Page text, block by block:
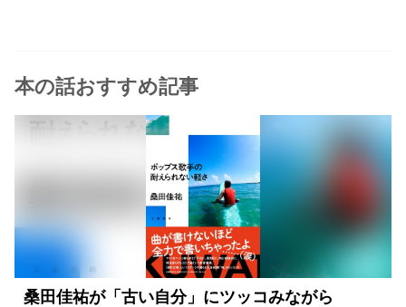
本の話おすすめ記事
桑田佳祐が「古い自分」にツッコみながら